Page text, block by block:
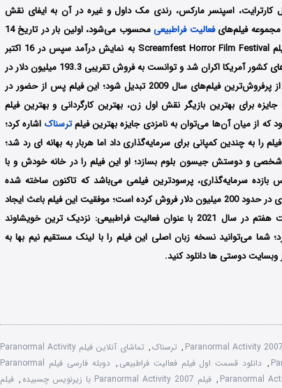
کارترایت، اسپنسر مارکس، رندی مک داول و غیره در آن به ایفای نقش
مجموعه فیلم‌هایفعالیت فراطبیعی
محسوب می‌شود، اولین بار در تاریخ 14
اکتبر سال 2007 میلادی در جشنواره بین‌المللی فیلم Screamfest Horror Film Festival به نمایش درآمد سپس در 16 اکتبر
سال 2009 توسط Paramount Pictures در سینماهای کشور آمریکا اکران شد و توانست به فروش تقریبی 193.3 میلیون دلار در
سراسر جهان دست پیدا کرده و در نتیجه به یکی از پرفروش‌ترین فیلم‌های سال 2009 تبدیل شود؛ این فیلم پس از حضور در
ترسناک اشاره کرد؛
به چندین کمپانی برای سرمایه‌گذاری داد اما هربار به بهانه ای رد شد؛
و دوستش جیسون بلوم بسازد؛ او این فیلم را در خانه خودش و با
بازده سرمایه‌گذاری، پرسودترین فیلمی می‌باشد که تاکنون ساخته شده
است؛ این فیلم با بودجه تولید 15 هزار دلاری، چیزی در حدود 200 میلیون دلار فروش کرده‌ است؛ موفقیت این فیلم باعث ایجاد
نزدیک‌ ترین خویشاوند
شما می‌توانید نسخه زبان اصلی این فیلم را با لینک مستقیم نیم بها به
دوستی ها دانلود کنید.
Paranormal Activity
, ترسناک,
تماشای آنلاین فیلم Paranormal Activity
, دانلود قسمت اول فیلم فعالیت فراطبیعی ,
دوبله فارسی فیلم Paranormal
, فیلم Paranormal Activity 2007 با زیرنویس چسبیده , فیلم